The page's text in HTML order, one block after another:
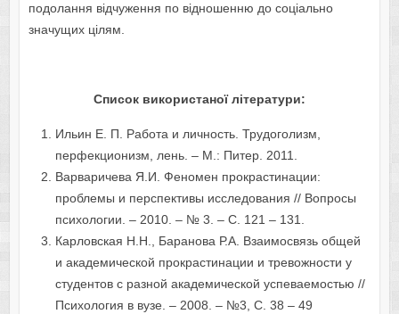
подолання відчуження по відношенню до соціально
значущих цілям.
Список використаної літератури:
Ильин Е. П. Работа и личность. Трудоголизм,
перфекционизм, лень. – М.: Питер. 2011.
Варваричева Я.И. Феномен прокрастинации:
проблемы и перспективы исследования // Вопросы
психологии. – 2010. – № 3. – С. 121 – 131.
Карловская Н.Н., Баранова Р.А. Взаимосвязь общей
и академической прокрастинации и тревожности у
студентов с разной академической успеваемостью //
Психология в вузе. – 2008. – №3, С. 38 – 49